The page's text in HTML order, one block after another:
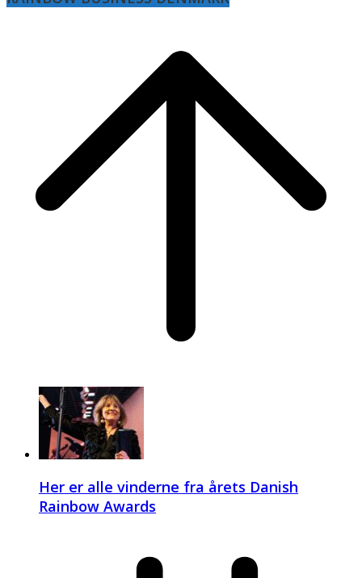
Her er alle vinderne fra årets Danish
Rainbow Awards